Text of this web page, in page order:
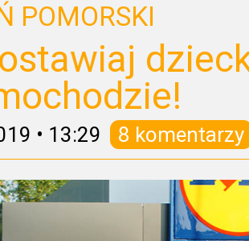
POMORSKI
• 13:29 8 komentarzy